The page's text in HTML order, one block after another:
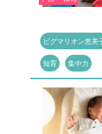
ピグマリオン恵美
知育 集中力